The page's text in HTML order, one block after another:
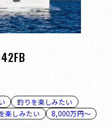
釣りを楽しみたい
楽しみたい
8,000万円～